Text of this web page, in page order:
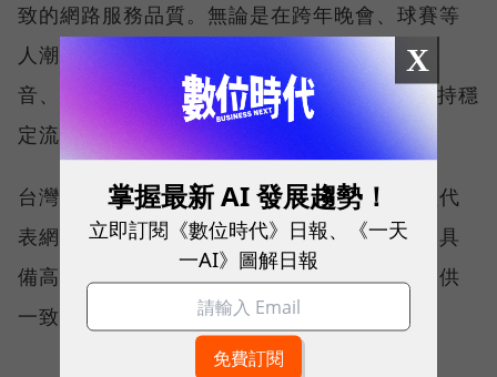
致的網路服務品質。無論是在跨年晚會、球賽等
人潮密集場域，或是在高速移動時觀看串流影
音、傳送 LINE 訊息、分享社群動態，確保維持穩
定流暢，不因環境改變而明顯降速。
台灣大哥大能同時拿下這兩項全台第一，不僅代
表網路速度表現優異，更證明其網路基礎建設具
備高度穩定性與韌性，能在各種使用情境下提供
一致且可靠的連線品質。
X
掌握最新 AI 發展趨勢！
立即訂閱《數位時代》日報、《一天
一AI》圖解日報